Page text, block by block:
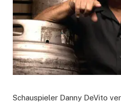
Schauspieler Danny DeVito